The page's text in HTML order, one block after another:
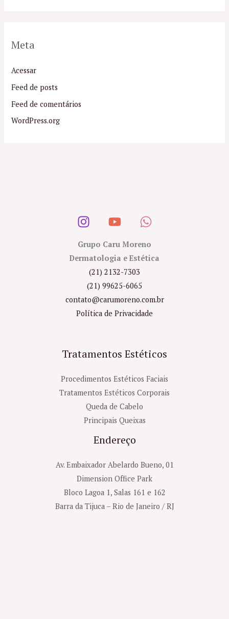
Meta
Acessar
Feed de posts
Feed de comentários
WordPress.org
Grupo Caru Moreno
Dermatologia e Estética
(21) 2132-7303
(21) 99625-6065
contato@carumoreno.com.br
Política de Privacidade
Tratamentos Estéticos
Procedimentos Estéticos Faciais
Tratamentos Estéticos Corporais
Queda de Cabelo
Principais Queixas
Endereço
Av. Embaixador Abelardo Bueno, 01
Dimension Office Park
Bloco Lagoa 1, Salas 161 e 162
Barra da Tijuca – Rio de Janeiro / RJ